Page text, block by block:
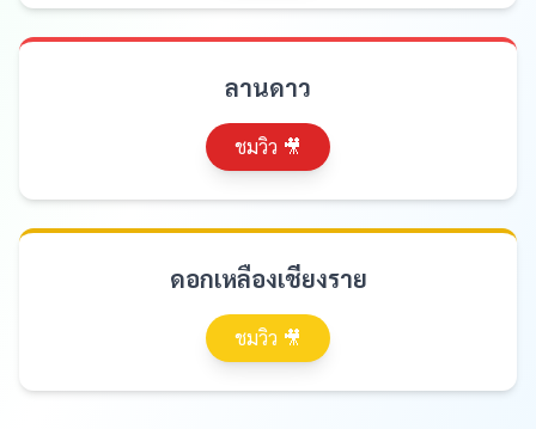
ลานดาว
ชมวิว 🎥
ดอกเหลืองเชียงราย
ชมวิว 🎥